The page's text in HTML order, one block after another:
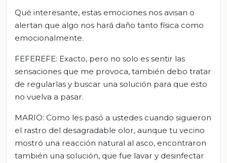
Qué interesante, estas emociones nos avisan o
alertan que algo nos hará daño tanto física como
emocionalmente.
FEFEREFE: Exacto, pero no solo es sentir las
sensaciones que me provoca, también debo tratar
de regularlas y buscar una solución para que esto
no vuelva a pasar.
MARIO: Como les pasó a ustedes cuando siguieron
el rastro del desagradable olor, aunque tu vecino
mostró una reacción natural al asco, encontraron
también una solución, que fue lavar y desinfectar